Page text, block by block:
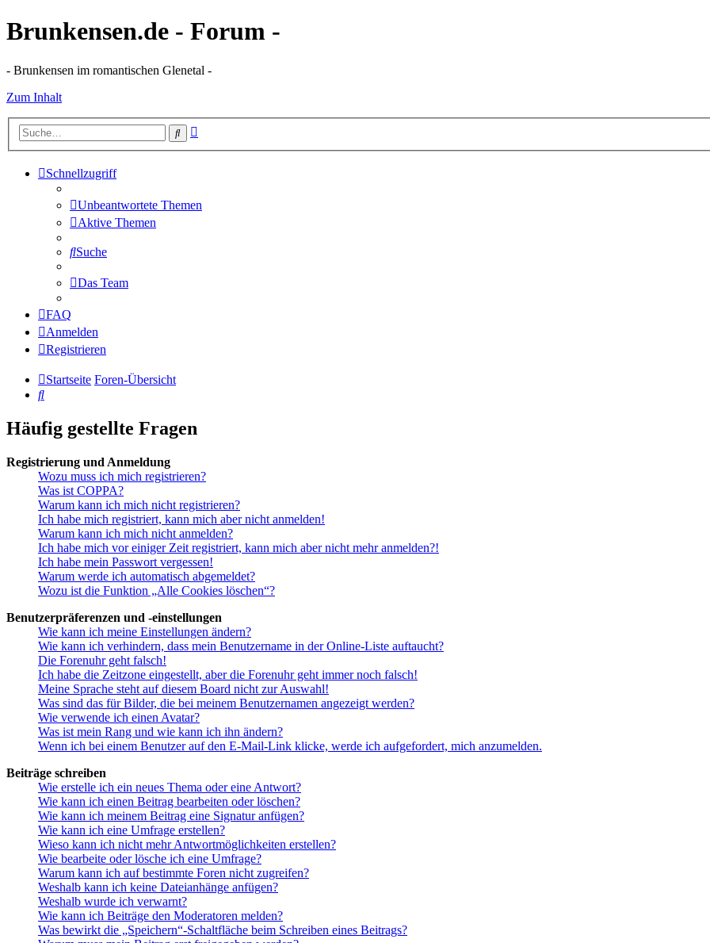
Brunkensen.de - Forum -
- Brunkensen im romantischen Glenetal -
Zum Inhalt
Suche
Schnellzugriff
Unbeantwortete Themen
Aktive Themen
Suche
Das Team
FAQ
Anmelden
Registrieren
Startseite Foren-Übersicht
Suche
Häufig gestellte Fragen
Registrierung und Anmeldung
Wozu muss ich mich registrieren?
Was ist COPPA?
Warum kann ich mich nicht registrieren?
Ich habe mich registriert, kann mich aber nicht anmelden!
Warum kann ich mich nicht anmelden?
Ich habe mich vor einiger Zeit registriert, kann mich aber nicht mehr anmelden?!
Ich habe mein Passwort vergessen!
Warum werde ich automatisch abgemeldet?
Wozu ist die Funktion „Alle Cookies löschen“?
Benutzerpräferenzen und -einstellungen
Wie kann ich meine Einstellungen ändern?
Wie kann ich verhindern, dass mein Benutzername in der Online-Liste auftaucht?
Die Forenuhr geht falsch!
Ich habe die Zeitzone eingestellt, aber die Forenuhr geht immer noch falsch!
Meine Sprache steht auf diesem Board nicht zur Auswahl!
Was sind das für Bilder, die bei meinem Benutzernamen angezeigt werden?
Wie verwende ich einen Avatar?
Was ist mein Rang und wie kann ich ihn ändern?
Wenn ich bei einem Benutzer auf den E-Mail-Link klicke, werde ich aufgefordert, mich anzumelden.
Beiträge schreiben
Wie erstelle ich ein neues Thema oder eine Antwort?
Wie kann ich einen Beitrag bearbeiten oder löschen?
Wie kann ich meinem Beitrag eine Signatur anfügen?
Wie kann ich eine Umfrage erstellen?
Wieso kann ich nicht mehr Antwortmöglichkeiten erstellen?
Wie bearbeite oder lösche ich eine Umfrage?
Warum kann ich auf bestimmte Foren nicht zugreifen?
Weshalb kann ich keine Dateianhänge anfügen?
Weshalb wurde ich verwarnt?
Wie kann ich Beiträge den Moderatoren melden?
Was bewirkt die „Speichern“-Schaltfläche beim Schreiben eines Beitrags?